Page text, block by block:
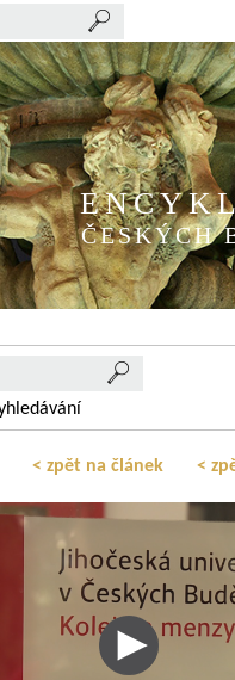
ČESKÝCH
< zpět na článek <